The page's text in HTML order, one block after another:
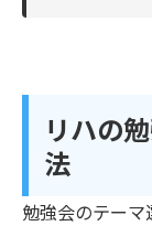
リハの
法
勉強会のテー